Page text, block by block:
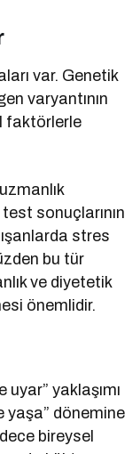
var. Genetik
varyantının
faktörlerle
sonuçlarının
stres
bu tür
ve diyetetik
önemlidir.
yaklaşımı
yaşa” dönemine
bireysel